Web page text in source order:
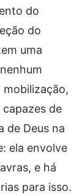
do
do
uma
de
de Deus na
ela envolve
e há
para isso.